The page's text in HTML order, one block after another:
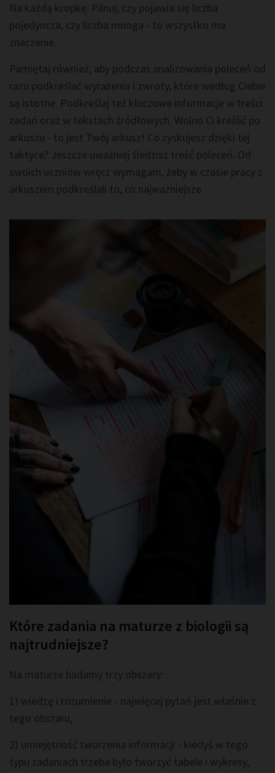
Na każdą kropkę. Pilnuj, czy pojawia się liczba
pojedyncza, czy liczba mnoga - to wszystko ma
znaczenie.
Pamiętaj również, aby podczas analizowania poleceń od
razu podkreślać wyrażenia i zwroty, które według Ciebie
są istotne. Podkreślaj też kluczowe informacje w treści
zadań oraz w tekstach źródłowych. Wolno Ci kreślić po
arkuszu - to jest Twój arkusz! Co zyskujesz dzięki tej
taktyce? Jeszcze uważniej śledzisz treść poleceń. Od
swoich uczniów wręcz wymagam, żeby w czasie pracy z
arkuszem podkreślali to, co najważniejsze.
Które zadania na maturze z biologii są
najtrudniejsze?
Na maturze badamy trzy obszary:
1) wiedzę i rozumienie - najwięcej pytań jest właśnie z
tego obszaru,
2) umiejętność tworzenia informacji - kiedyś w tego
typu zadaniach trzeba było tworzyć tabele i wykresy,